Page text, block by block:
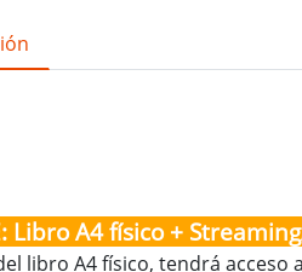
Libro A4 físico +
libro A4 físico, tendrá acceso